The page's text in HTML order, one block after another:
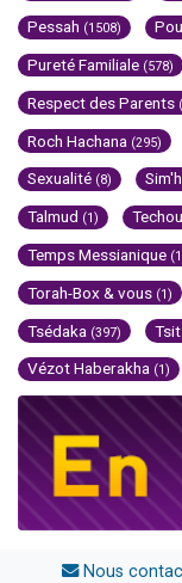
Pessah (1508)
Pureté Familiale (578)
Respect des Parents
Roch Hachana (295)
Sexualité (8)
Talmud (1)
Temps Messianique
Torah-Box & vous (1)
Tsédaka (397)
Vézot Haberakha (1)
Nous